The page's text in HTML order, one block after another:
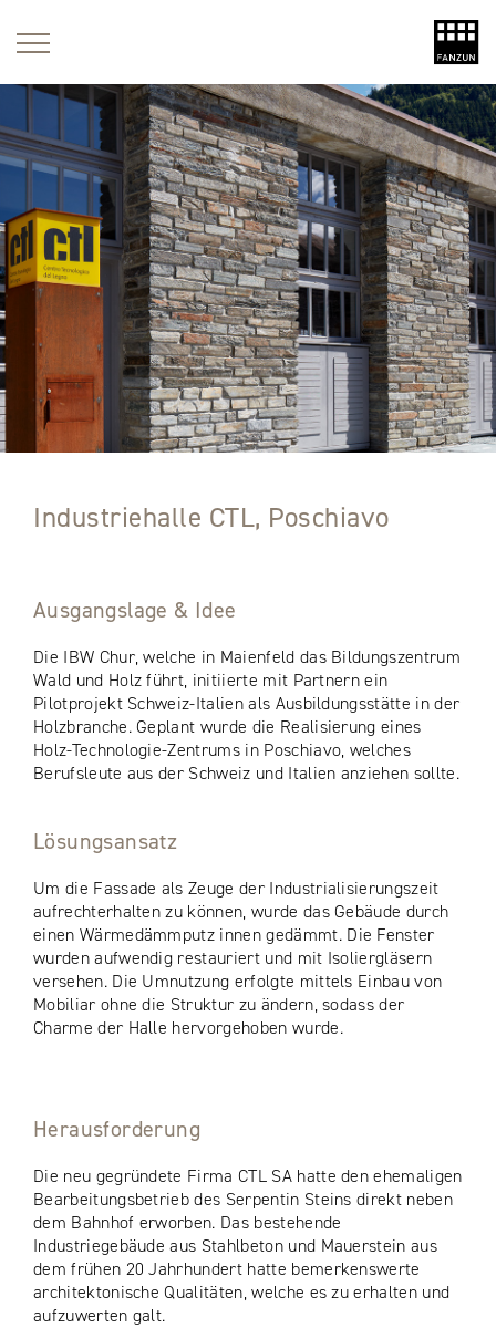
Industriehalle CTL, Poschiavo
Ausgangslage & Idee
Die IBW Chur, welche in Maienfeld das Bildungszentrum
Wald und Holz führt, initiierte mit Partnern ein
Pilotprojekt Schweiz-Italien als Ausbildungsstätte in der
Holzbranche. Geplant wurde die Realisierung eines
Holz-Technologie-Zentrums in Poschiavo, welches
Berufsleute aus der Schweiz und Italien anziehen sollte.
Lösungsansatz
Um die Fassade als Zeuge der Industrialisierungszeit
aufrechterhalten zu können, wurde das Gebäude durch
einen Wärmedämmputz innen gedämmt. Die Fenster
wurden aufwendig restauriert und mit Isoliergläsern
versehen. Die Umnutzung erfolgte mittels Einbau von
Mobiliar ohne die Struktur zu ändern, sodass der
Charme der Halle hervorgehoben wurde.
Herausforderung
Die neu gegründete Firma CTL SA hatte den ehemaligen
Bearbeitungsbetrieb des Serpentin Steins direkt neben
dem Bahnhof erworben. Das bestehende
Industriegebäude aus Stahlbeton und Mauerstein aus
dem frühen 20 Jahrhundert hatte bemerkenswerte
architektonische Qualitäten, welche es zu erhalten und
aufzuwerten galt.